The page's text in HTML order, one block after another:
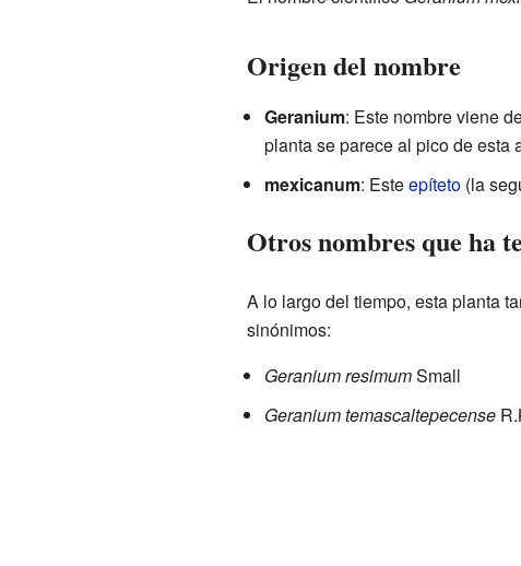
Origen del nombre
Geranium: Este nombre viene
planta se parece al pico de esta
mexicanum: Esteepíteto(la
Otros nombres que ha
A lo largo del tiempo, esta planta
sinónimos:
Geranium resimumSmall
Geranium temascaltepecense